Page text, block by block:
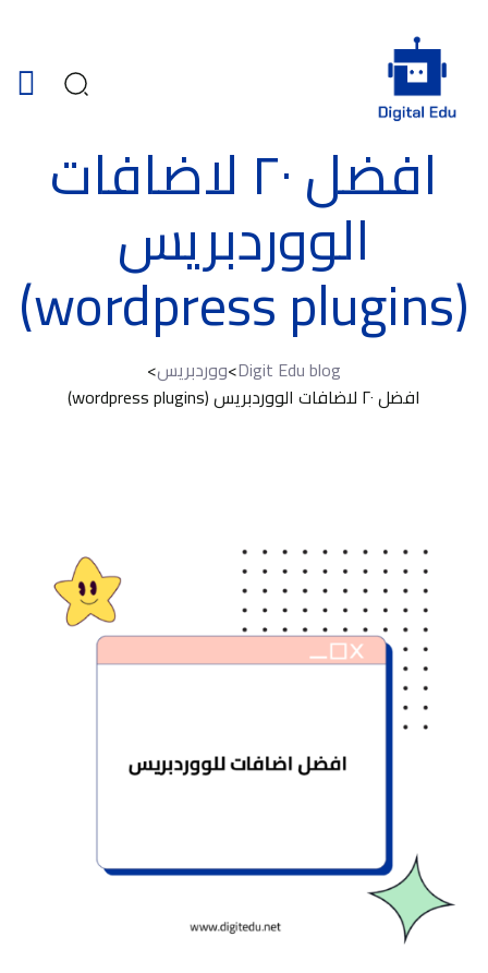
افضل ٢٠ لاضافات
الووردبريس
(wordpress plugins)
Digit Edu blog
>ووردبريس>
افضل ٢٠ لاضافات الووردبريس (wordpress plugins)